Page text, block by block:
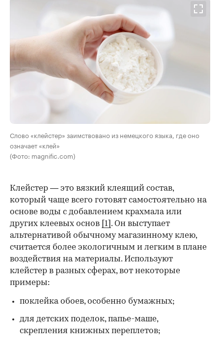
Слово «клейстер» заимствовано из немецкого языка, где оно
означает «клей»
(Фото: magnific.com)
00:00 / 00:00
Клейстер — это вязкий клеящий состав,
который чаще всего готовят самостоятельно на
основе воды с добавлением крахмала или
других клеевых основ [1] . Он выступает
альтернативой обычному магазинному клею,
считается более экологичным и легким в плане
воздействия на материалы. Используют
клейстер в разных сферах, вот некоторые
примеры:
поклейка обоев, особенно бумажных;
для детских поделок, папье-маше,
скрепления книжных переплетов;